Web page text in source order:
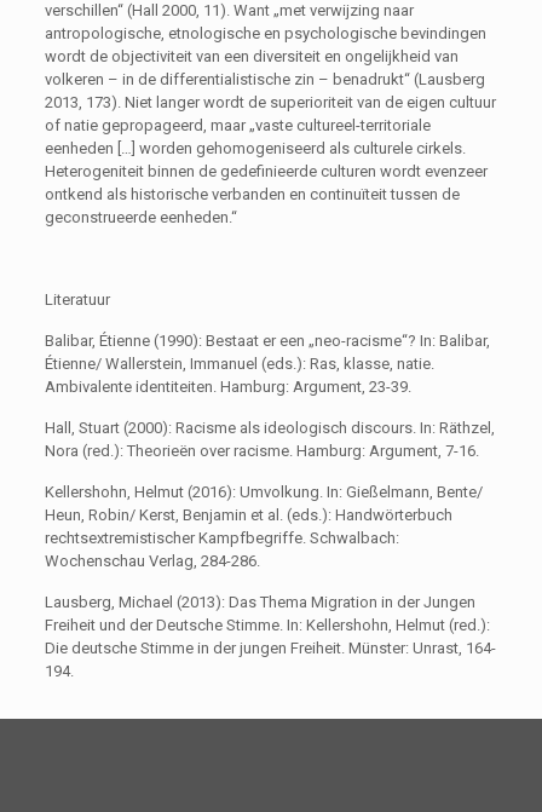
verschillen“ (Hall 2000, 11). Want „met verwijzing naar
antropologische, etnologische en psychologische bevindingen
wordt de objectiviteit van een diversiteit en ongelijkheid van
volkeren – in de differentialistische zin – benadrukt“ (Lausberg
2013, 173). Niet langer wordt de superioriteit van de eigen cultuur
of natie gepropageerd, maar „vaste cultureel-territoriale
eenheden […] worden gehomogeniseerd als culturele cirkels.
Heterogeniteit binnen de gedefinieerde culturen wordt evenzeer
ontkend als historische verbanden en continuïteit tussen de
geconstrueerde eenheden.“
Literatuur
Balibar, Étienne (1990): Bestaat er een „neo-racisme“? In: Balibar,
Étienne/ Wallerstein, Immanuel (eds.): Ras, klasse, natie.
Ambivalente identiteiten. Hamburg: Argument, 23-39.
Hall, Stuart (2000): Racisme als ideologisch discours. In: Räthzel,
Nora (red.): Theorieën over racisme. Hamburg: Argument, 7-16.
Kellershohn, Helmut (2016): Umvolkung. In: Gießelmann, Bente/
Heun, Robin/ Kerst, Benjamin et al. (eds.): Handwörterbuch
rechtsextremistischer Kampfbegriffe. Schwalbach:
Wochenschau Verlag, 284-286.
Lausberg, Michael (2013): Das Thema Migration in der Jungen
Freiheit und der Deutsche Stimme. In: Kellershohn, Helmut (red.):
Die deutsche Stimme in der jungen Freiheit. Münster: Unrast, 164-
194.